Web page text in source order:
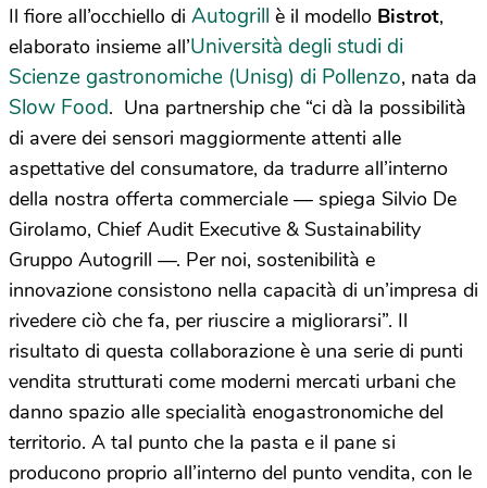
Il fiore all’occhiello di Autogrill è il modello Bistrot,
elaborato insieme all’Università degli studi di
Scienze gastronomiche (Unisg) di Pollenzo, nata da
Slow Food. Una partnership che “ci dà la possibilità
di avere dei sensori maggiormente attenti alle
aspettative del consumatore, da tradurre all’interno
della nostra offerta commerciale — spiega Silvio De
Girolamo, Chief Audit Executive & Sustainability
Gruppo Autogrill —. Per noi, sostenibilità e
innovazione consistono nella capacità di un’impresa di
rivedere ciò che fa, per riuscire a migliorarsi”. Il
risultato di questa collaborazione è una serie di punti
vendita strutturati come moderni mercati urbani che
danno spazio alle specialità enogastronomiche del
territorio. A tal punto che la pasta e il pane si
producono proprio all’interno del punto vendita, con le